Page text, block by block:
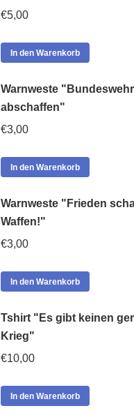
€5,00
In den Warenkorb
Warnweste "Bundeswehr
abschaffen"
€3,00
In den Warenkorb
Warnweste "Frieden
Waffen!"
€3,00
In den Warenkorb
Tshirt "Es gibt keinen
Krieg"
€10,00
In den Warenkorb